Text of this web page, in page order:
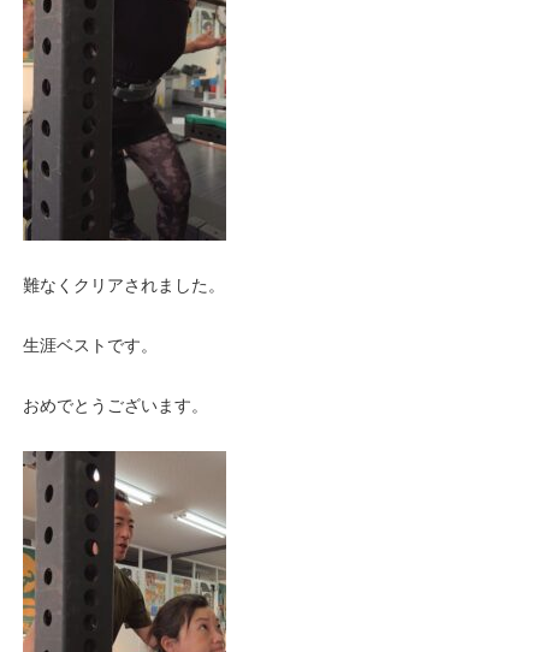
難なくクリアされました。
生涯ベストです。
おめでとうございます。